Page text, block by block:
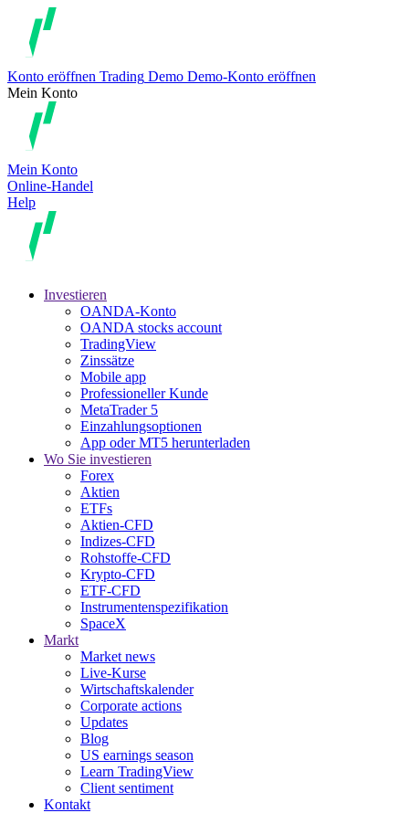
Konto eröffnen Trading Demo Demo-Konto eröffnen
Mein Konto
Mein Konto
Online-Handel
Help
Investieren
OANDA-Konto
OANDA stocks account
TradingView
Zinssätze
Mobile app
Professioneller Kunde
MetaTrader 5
Einzahlungsoptionen
App oder MT5 herunterladen
Wo Sie investieren
Forex
Aktien
ETFs
Aktien-CFD
Indizes-CFD
Rohstoffe-CFD
Krypto-CFD
ETF-CFD
Instrumentenspezifikation
SpaceX
Markt
Market news
Live-Kurse
Wirtschaftskalender
Corporate actions
Updates
Blog
US earnings season
Learn TradingView
Client sentiment
Kontakt